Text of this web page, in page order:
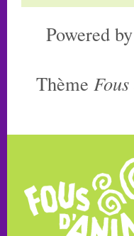
Powered by
Thème